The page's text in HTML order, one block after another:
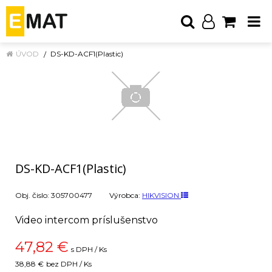
ÚVOD DS-KD-ACF1(Plastic)
DS-KD-ACF1(Plastic)
Obj. čislo: 305700477 Výrobca: HIKVISION
Video intercom príslušenstvo
47,82 € s DPH / Ks
38,88 € bez DPH / Ks